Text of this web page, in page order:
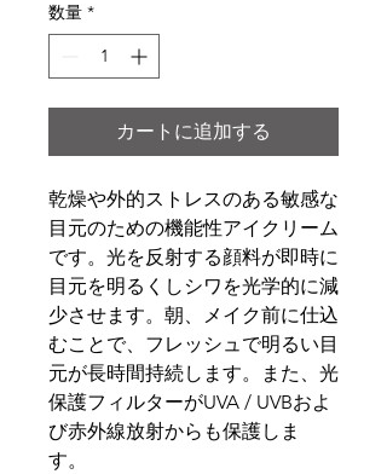
数量 *
カートに追加する
乾燥や外的ストレスのある敏感な
目元のための機能性アイクリーム
です。光を反射する顔料が即時に
目元を明るくしシワを光学的に減
少させます。朝、メイク前に仕込
むことで、フレッシュで明るい目
元が長時間持続します。また、光
保護フィルターがUVA / UVBおよ
び赤外線放射からも保護しま
す。